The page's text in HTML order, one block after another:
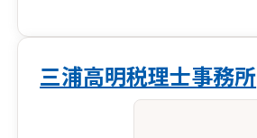
三浦高明税理士事務所